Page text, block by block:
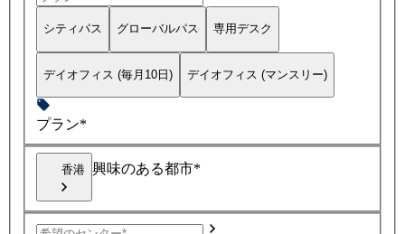
シティパス グローバルパス 専用デスク
デイオフィス (毎月10日) デイオフィス (マンスリー)
プラン*
香港 興味のある都市*